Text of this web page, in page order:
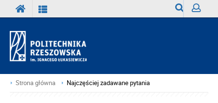
Strona główna Najczęściej zadawane pytania